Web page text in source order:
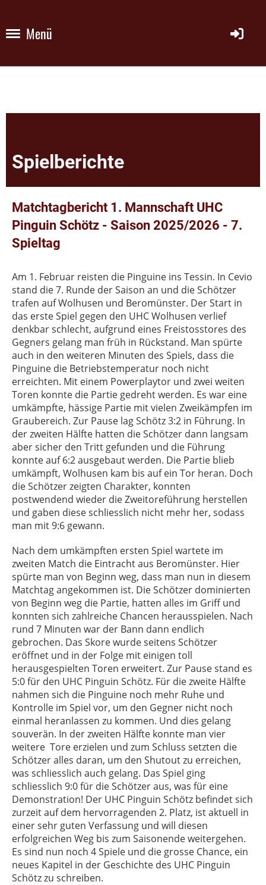
Menü
Spielberichte
Matchtagbericht 1. Mannschaft UHC
Pinguin Schötz - Saison 2025/2026 - 7.
Spieltag
Am 1. Februar reisten die Pinguine ins Tessin. In Cevio
stand die 7. Runde der Saison an und die Schötzer
trafen auf Wolhusen und Beromünster. Der Start in
das erste Spiel gegen den UHC Wolhusen verlief
denkbar schlecht, aufgrund eines Freistosstores des
Gegners gelang man früh in Rückstand. Man spürte
auch in den weiteren Minuten des Spiels, dass die
Pinguine die Betriebstemperatur noch nicht
erreichten. Mit einem Powerplaytor und zwei weiten
Toren konnte die Partie gedreht werden. Es war eine
umkämpfte, hässige Partie mit vielen Zweikämpfen im
Graubereich. Zur Pause lag Schötz 3:2 in Führung. In
der zweiten Hälfte hatten die Schötzer dann langsam
aber sicher den Tritt gefunden und die Führung
konnte auf 6:2 ausgebaut werden. Die Partie blieb
umkämpft, Wolhusen kam bis auf ein Tor heran. Doch
die Schötzer zeigten Charakter, konnten
postwendend wieder die Zweitoreführung herstellen
und gaben diese schliesslich nicht mehr her, sodass
man mit 9:6 gewann.
Nach dem umkämpften ersten Spiel wartete im
zweiten Match die Eintracht aus Beromünster. Hier
spürte man von Beginn weg, dass man nun in diesem
Matchtag angekommen ist. Die Schötzer dominierten
von Beginn weg die Partie, hatten alles im Griff und
konnten sich zahlreiche Chancen herausspielen. Nach
rund 7 Minuten war der Bann dann endlich
gebrochen. Das Skore wurde seitens Schötzer
eröffnet und in der Folge mit einigen toll
herausgespielten Toren erweitert. Zur Pause stand es
5:0 für den UHC Pinguin Schötz. Für die zweite Hälfte
nahmen sich die Pinguine noch mehr Ruhe und
Kontrolle im Spiel vor, um den Gegner nicht noch
einmal heranlassen zu kommen. Und dies gelang
souverän. In der zweiten Hälfte konnte man vier
weitere Tore erzielen und zum Schluss setzten die
Schötzer alles daran, um den Shutout zu erreichen,
was schliesslich auch gelang. Das Spiel ging
schliesslich 9:0 für die Schötzer aus, was für eine
Demonstration! Der UHC Pinguin Schötz befindet sich
zurzeit auf dem hervorragenden 2. Platz, ist aktuell in
einer sehr guten Verfassung und will diesen
erfolgreichen Weg bis zum Saisonende weitergehen.
Es sind nun noch 4 Spiele und die grosse Chance, ein
neues Kapitel in der Geschichte des UHC Pinguin
Schötz zu schreiben.